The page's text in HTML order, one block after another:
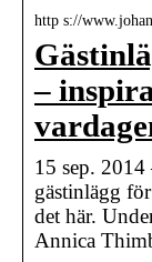
http s://
–
15 sep.
gästinlägg
det här.
Annica